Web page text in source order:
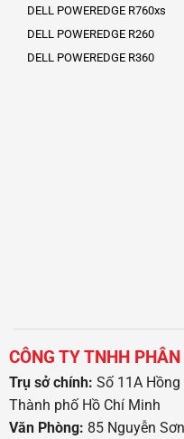
DELL POWEREDGE R760xs
DELL POWEREDGE R260
DELL POWEREDGE R360
CÔNG TY TNHH
Trụ sở chính: Số 11A
Thành phố Hồ Chí Minh
Văn Phòng: 85 Nguyễn